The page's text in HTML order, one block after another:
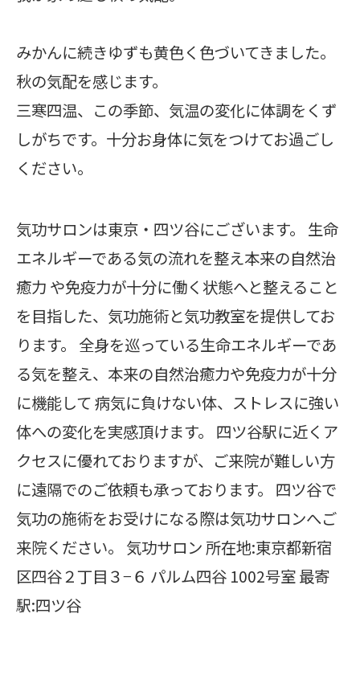
みかんに続きゆずも黄色く色づいてきました。
秋の気配を感じます。
三寒四温、この季節、気温の変化に体調をくず
しがちです。十分お身体に気をつけてお過ごし
ください。
気功サロンは東京・四ツ谷にございます。 生命
エネルギーである気の流れを整え本来の自然治
癒力 や免疫力が十分に働く状態へと整えること
を目指した、気功施術と気功教室を提供してお
ります。 全身を巡っている生命エネルギーであ
る気を整え、本来の自然治癒力や免疫力が十分
に機能して 病気に負けない体、ストレスに強い
体への変化を実感頂けます。 四ツ谷駅に近くア
クセスに優れておりますが、ご来院が難しい方
に遠隔でのご依頼も承っております。 四ツ谷で
気功の施術をお受けになる際は気功サロンへご
来院ください。 気功サロン 所在地:東京都新宿
区四谷２丁目３−６ パルム四谷 1002号室 最寄
駅:四ツ谷